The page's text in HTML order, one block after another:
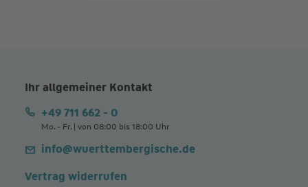
Ihr allgemeiner Kontakt
+49 711 662 - 0
Mo. - Fr. | von 08:00 bis 18:00 Uhr
info@wuerttembergische.de
Vertrag widerrufen